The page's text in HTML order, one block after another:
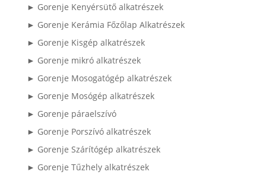
► Gorenje Kenyérsütő alkatrészek
► Gorenje Kerámia Főzőlap Alkatrészek
► Gorenje Kisgép alkatrészek
► Gorenje mikró alkatrészek
► Gorenje Mosogatógép alkatrészek
► Gorenje Mosógép alkatrészek
► Gorenje páraelszívó
► Gorenje Porszívó alkatrészek
► Gorenje Szárítógép alkatrészek
► Gorenje Tűzhely alkatrészek